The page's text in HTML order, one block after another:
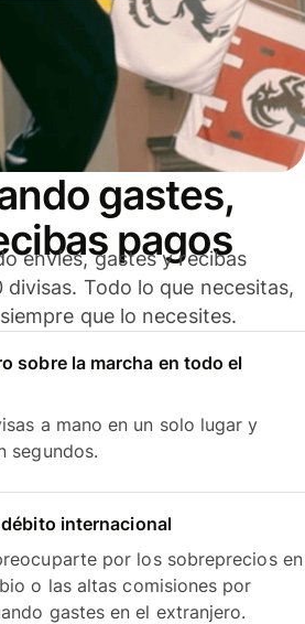
gastes,
pagos
envíes, gastes y recibas
Todo lo que necesitas,
que lo necesites.
sobre la marcha en todo el
a mano en un solo lugar y
segundos.
internacional
por los sobreprecios en
o las altas comisiones por
gastes en el extranjero.